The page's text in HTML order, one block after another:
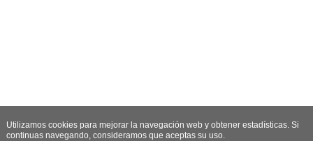
Utilizamos cookies para mejorar la navegación web y obtener estadísticas. Si
continuas navegando, consideramos que aceptas su uso.